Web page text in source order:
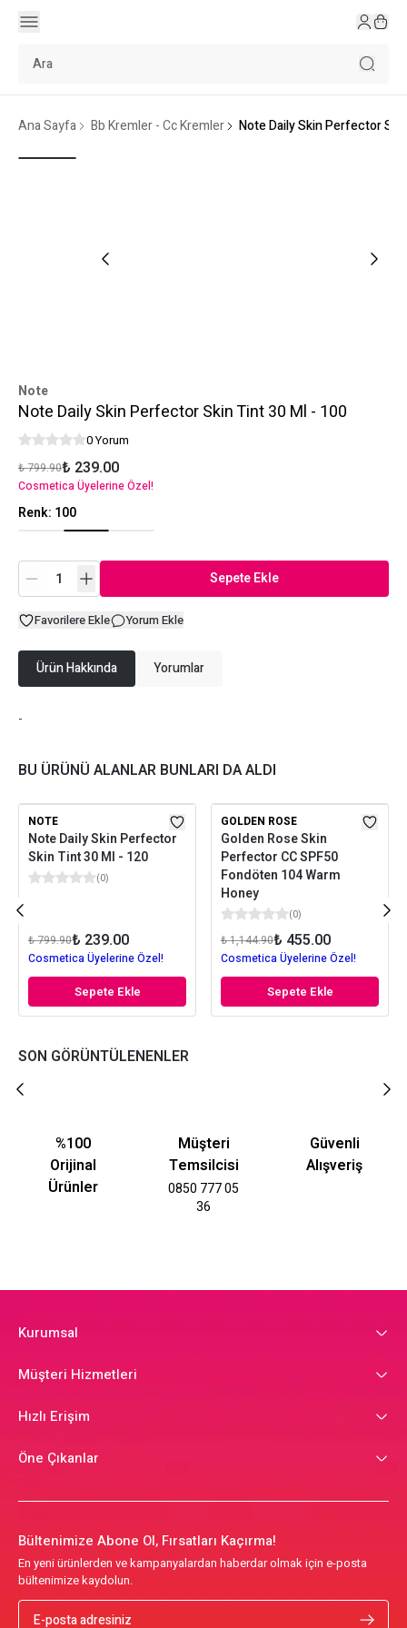
Ana Sayfa Bb Kremler - Cc Kremler Note Daily Skin Perfector
Note
Note Daily Skin Perfector Skin Tint 30 Ml - 100
0 Yorum
₺ 799.90₺ 239.00
Cosmetica Üyelerine Özel!
Renk: 100
Sepete Ekle
Favorilere Ekle Yorum Ekle
Ürün Hakkında Yorumlar
-
BU ÜRÜNÜ ALANLAR BUNLARI DA ALDI
NOTE
Note Daily Skin Perfector
Skin Tint 30 Ml - 120
(0)
₺ 799.90₺ 239.00
Cosmetica Üyelerine Özel!
Sepete Ekle
GOLDEN ROSE
Golden Rose Skin
Perfector CC SPF50
Fondöten 104 Warm
Honey
(0)
₺ 1,144.90₺ 455.00
Cosmetica Üyelerine Özel!
Sepete Ekle
SON GÖRÜNTÜLENENLER
%100
Orijinal
Ürünler
Müşteri
Temsilcisi
0850 777 05
36
Güvenli
Alışveriş
Kurumsal
Müşteri Hizmetleri
Hızlı Erişim
Öne Çıkanlar
Bültenimize Abone Ol, Fırsatları Kaçırma!
En yeni ürünlerden ve kampanyalardan haberdar olmak için e-posta
bültenimize kaydolun.